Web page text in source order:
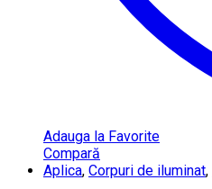
Adauga la Favorite
Compară
Aplica, Corpuri de iluminat,